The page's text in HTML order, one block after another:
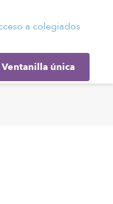
a colegiados
Ventanilla única